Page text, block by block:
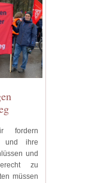
fordern
und ihre
und
zu
müssen